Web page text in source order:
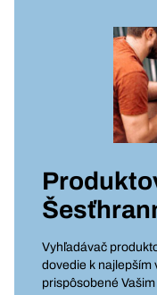
Vyhľadávač
dovedie k najlepším
prispôsobené